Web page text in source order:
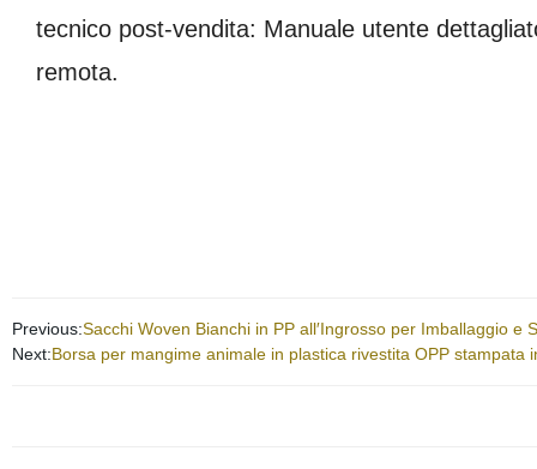
tecnico post-vendita: Manuale utente
remota.
Previous:Sacchi Woven Bianchi in PP all′Ingrosso per Imballaggio
Next:Borsa per mangime animale in plastica rivestita OPP stampata